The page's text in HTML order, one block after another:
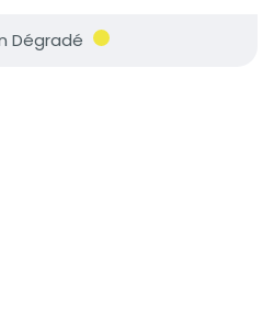
Dégradé